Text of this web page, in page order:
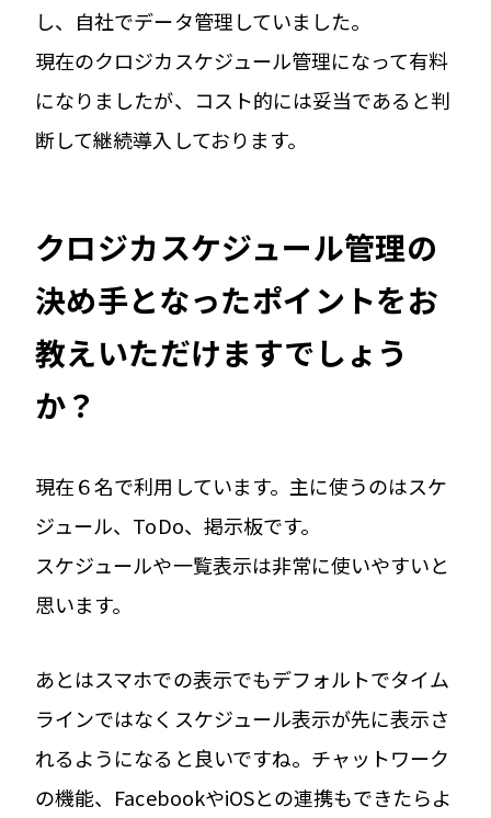
し、自社でデータ管理していました。
現在のクロジカスケジュール管理になって有料
になりましたが、コスト的には妥当であると判
断して継続導入しております。
クロジカスケジュール管理の
決め手となったポイントをお
教えいただけますでしょう
か？
現在６名で利用しています。主に使うのはスケ
ジュール、ToDo、掲示板です。
スケジュールや一覧表示は非常に使いやすいと
思います。
あとはスマホでの表示でもデフォルトでタイム
ラインではなくスケジュール表示が先に表示さ
れるようになると良いですね。チャットワーク
の機能、FacebookやiOSとの連携もできたらよ